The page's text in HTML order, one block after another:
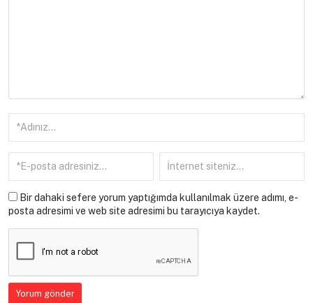
Bir dahaki sefere yorum yaptığımda kullanılmak üzere adımı, e-
posta adresimi ve web site adresimi bu tarayıcıya kaydet.